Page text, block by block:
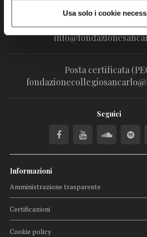
Usa solo i cookie
tel. 059.421211
Posta certificata
Seguici
Informazioni
Amministrazione trasparente
Certificazioni
Cookie policy